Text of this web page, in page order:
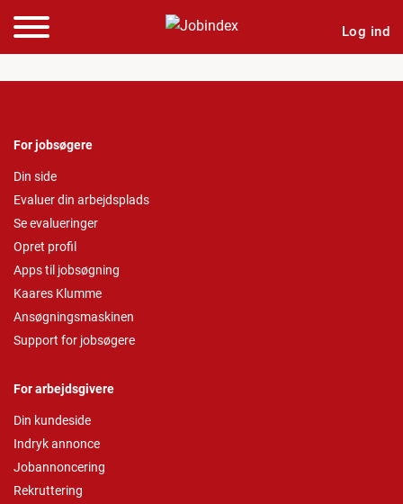
Log ind
For jobsøgere
Din side
Evaluer din arbejdsplads
Se evalueringer
Opret profil
Apps til jobsøgning
Kaares Klumme
Ansøgningsmaskinen
Support for jobsøgere
For arbejdsgivere
Din kundeside
Indryk annonce
Jobannoncering
Rekruttering